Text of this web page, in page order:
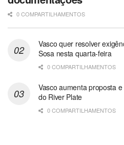
0 COMPARTILHAMENTOS
Vasco quer resolver
Sosa nesta quarta-feira
0 COMPARTILHAMENTOS
Vasco aumenta proposta
do River Plate
0 COMPARTILHAMENTOS